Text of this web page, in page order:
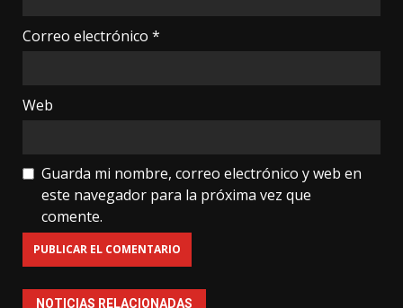
Correo electrónico *
Web
Guarda mi nombre, correo electrónico y web en
este navegador para la próxima vez que
comente.
NOTICIAS RELACIONADAS